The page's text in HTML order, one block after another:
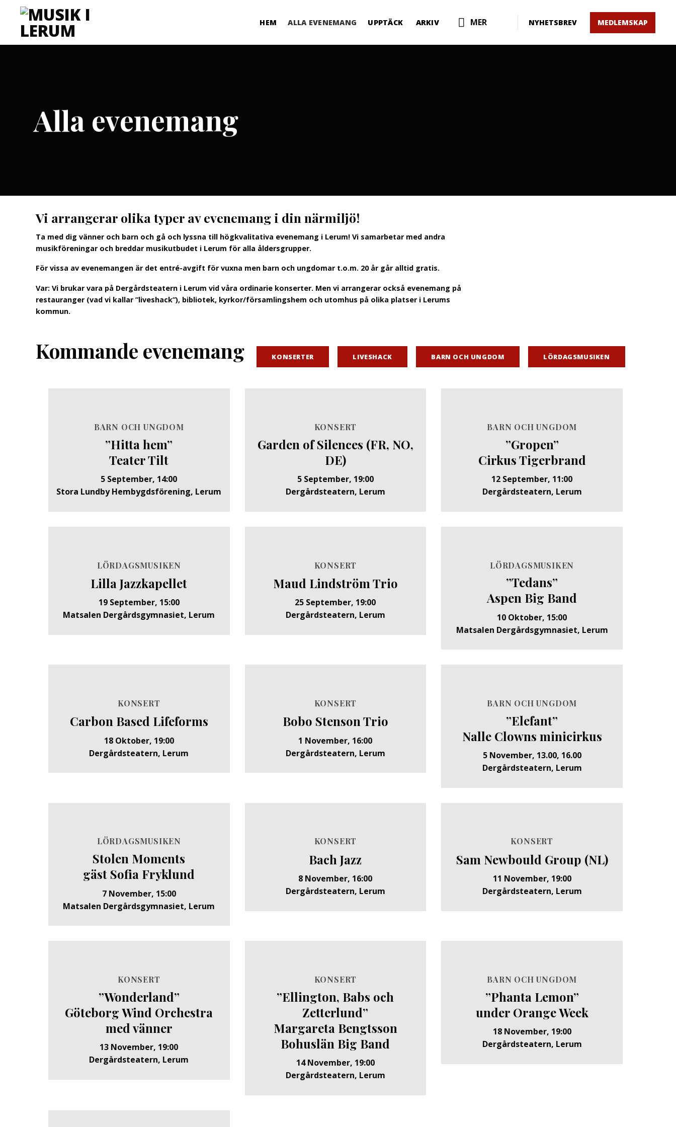
HEM ALLA EVENEMANG UPPTÄCK ARKIV MER NYHETSBREV MEDLEMSKAP
Alla evenemang
Vi arrangerar olika typer av evenemang i din närmiljö!
Ta med dig vänner och barn och gå och lyssna till högkvalitativa evenemang i Lerum! Vi samarbetar med andra
musikföreningar och breddar musikutbudet i Lerum för alla åldersgrupper.
För vissa av evenemangen är det entré-avgift för vuxna men barn och ungdomar t.o.m. 20 år går alltid gratis.
Var: Vi brukar vara på Dergårdsteatern i Lerum vid våra ordinarie konserter. Men vi arrangerar också evenemang på
restauranger (vad vi kallar ”liveshack”), bibliotek, kyrkor/församlingshem och utomhus på olika platser i Lerums
kommun.
Kommande evenemang KONSERTER LIVESHACK BARN OCH UNGDOM LÖRDAGSMUSIKEN
BARN OCH UNGDOM
”Hitta hem”
Teater Tilt
5 September, 14:00
Stora Lundby Hembygdsförening, Lerum
KONSERT
Garden of Silences (FR, NO,
DE)
5 September, 19:00
Dergårdsteatern, Lerum
BARN OCH UNGDOM
”Gropen”
Cirkus Tigerbrand
12 September, 11:00
Dergårdsteatern, Lerum
LÖRDAGSMUSIKEN
Lilla Jazzkapellet
19 September, 15:00
Matsalen Dergårdsgymnasiet, Lerum
KONSERT
Maud Lindström Trio
25 September, 19:00
Dergårdsteatern, Lerum
LÖRDAGSMUSIKEN
”Tedans”
Aspen Big Band
10 Oktober, 15:00
Matsalen Dergårdsgymnasiet, Lerum
KONSERT
Carbon Based Lifeforms
18 Oktober, 19:00
Dergårdsteatern, Lerum
KONSERT
Bobo Stenson Trio
1 November, 16:00
Dergårdsteatern, Lerum
BARN OCH UNGDOM
”Elefant”
Nalle Clowns minicirkus
5 November, 13.00, 16.00
Dergårdsteatern, Lerum
LÖRDAGSMUSIKEN
Stolen Moments
gäst Sofia Fryklund
7 November, 15:00
Matsalen Dergårdsgymnasiet, Lerum
KONSERT
Bach Jazz
8 November, 16:00
Dergårdsteatern, Lerum
KONSERT
Sam Newbould Group (NL)
11 November, 19:00
Dergårdsteatern, Lerum
KONSERT
”Wonderland”
Göteborg Wind Orchestra
med vänner
13 November, 19:00
Dergårdsteatern, Lerum
KONSERT
”Ellington, Babs och
Zetterlund”
Margareta Bengtsson
Bohuslän Big Band
14 November, 19:00
Dergårdsteatern, Lerum
BARN OCH UNGDOM
”Phanta Lemon”
under Orange Week
18 November, 19:00
Dergårdsteatern, Lerum